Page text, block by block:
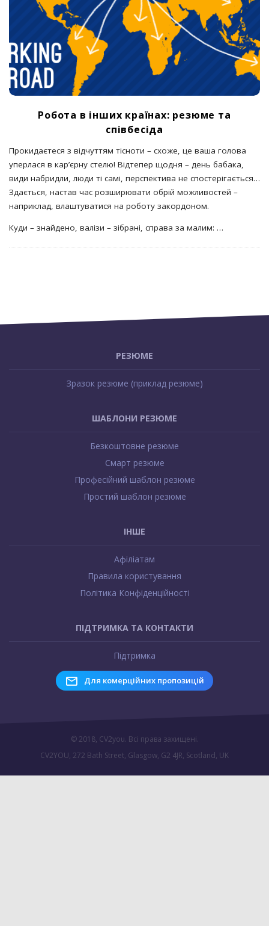
Робота в інших країнах: резюме та
співбесіда
Прокидаєтеся з відчуттям тісноти – схоже, це ваша голова
уперлася в кар’єрну стелю! Відтепер щодня – день бабака,
види набридли, люди ті самі, перспектива не спостерігається…
Здається, настав час розширювати обрій можливостей –
наприклад, влаштуватися на роботу закордоном.
Куди – знайдено, валізи – зібрані, справа за малим: …
РЕЗЮМЕ
Зразок резюме (приклад резюме)
ШАБЛОНИ РЕЗЮМЕ
Безкоштовне резюме
Смарт резюме
Професійний шаблон резюме
Простий шаблон резюме
ІНШЕ
Афіліатам
Правила користування
Політика Конфіденційності
ПІДТРИМКА ТА КОНТАКТИ
Підтримка
Для комерційних пропозицій
© 2018, CV2you. Всі права захищені.
CV2YOU, 272 Bath Street, Glasgow, G2 4JR, Scotland, UK